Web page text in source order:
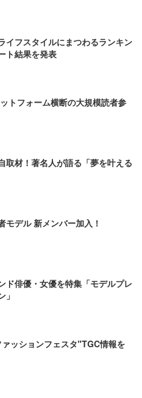
イフスタイルにまつわるランキン
ト結果を発表
トフォーム横断の大規模読者参
取材！著名人が語る「夢を叶える
モデル 新メンバー加入！
ド俳優・女優を特集「モデルプレ
」
ッションフェスタ"TGC情報を